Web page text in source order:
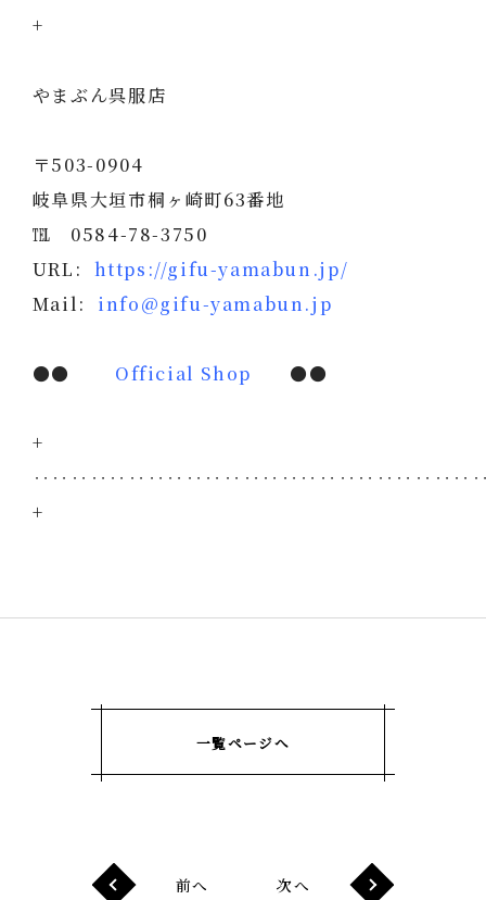
+
やまぶん呉服店
〒503-0904
岐阜県大垣市桐ヶ崎町63番地
℡ 0584-78-3750
URL: https://gifu-yamabun.jp/
Mail: info@gifu-yamabun.jp
●● Official Shop ●●
+
+
前へ
一覧ページへ
次へ